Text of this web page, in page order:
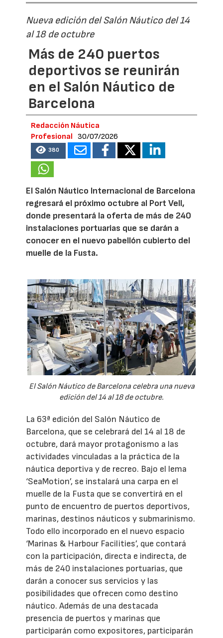
Nueva edición del Salón Náutico del 14
al 18 de octubre
Más de 240 puertos
deportivos se reunirán
en el Salón Náutico de
Barcelona
Redacción Náutica
Profesional
30/07/2026
380
El Salón Náutico Internacional de Barcelona
regresará el próximo octubre al Port Vell,
donde presentará la oferta de más de 240
instalaciones portuarias que se darán a
conocer en el nuevo pabellón cubierto del
muelle de la Fusta.
El Salón Náutico de Barcelona celebra una nueva
edición del 14 al 18 de octubre.
La 63ª edición del Salón Náutico de
Barcelona, que se celebrará del 14 al 18 de
octubre, dará mayor protagonismo a las
actividades vinculadas a la práctica de la
náutica deportiva y de recreo. Bajo el lema
‘SeaMotion’, se instalará una carpa en el
muelle de la Fusta que se convertirá en el
punto de encuentro de puertos deportivos,
marinas, destinos náuticos y submarinismo.
Todo ello incorporado en el nuevo espacio
‘Marinas & Harbour Facilities’, que contará
con la participación, directa e indirecta, de
más de 240 instalaciones portuarias, que
darán a conocer sus servicios y las
posibilidades que ofrecen como destino
náutico. Además de una destacada
presencia de puertos y marinas que
participarán como expositores, participarán